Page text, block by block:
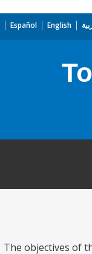
English
Español
The objectives of